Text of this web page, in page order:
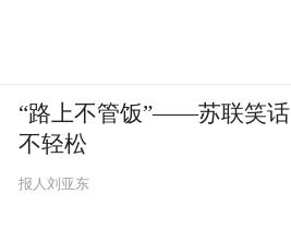
“路上不管饭”——苏联笑话
不轻松
报人刘亚东